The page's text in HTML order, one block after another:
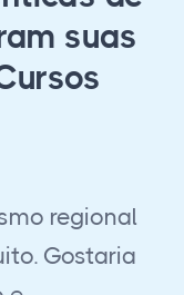
suas
curso de Guia
Regional, e